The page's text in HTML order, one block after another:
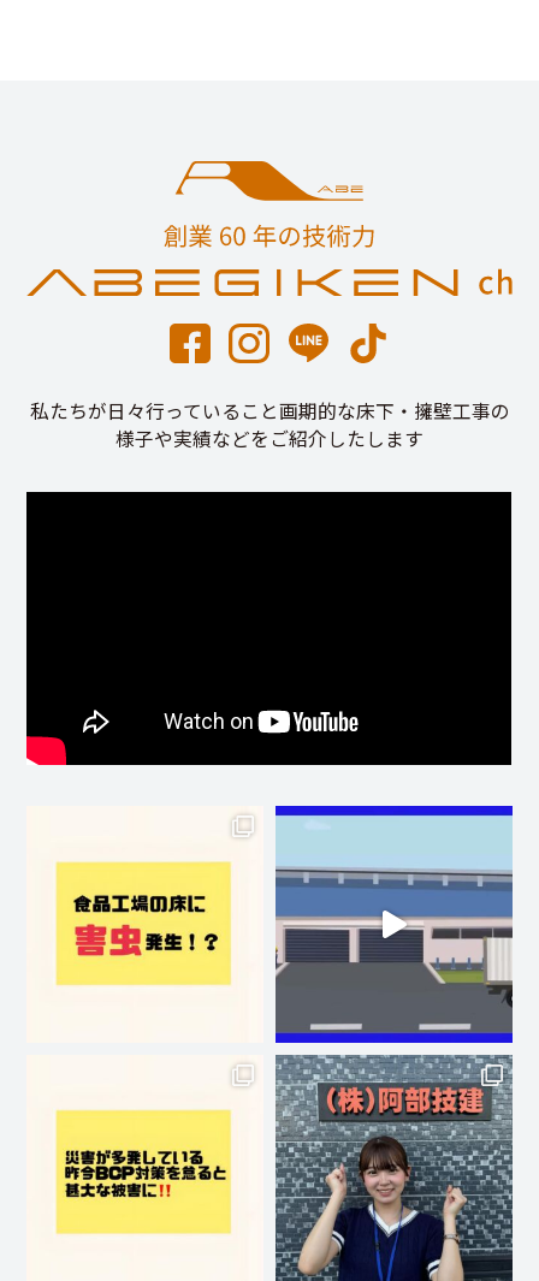
私たちが日々行っていること画期的な床下・擁壁工事の
様子や実績などをご紹介したします